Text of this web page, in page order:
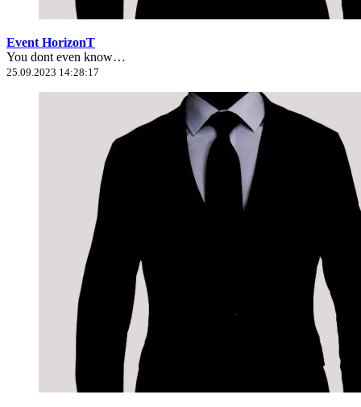
Event HorizonT
You dont even know…
25.09.2023 14:28:17